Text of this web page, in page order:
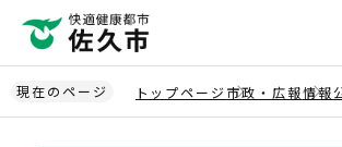
ペ
ー
ジ
現在のページ トップページ 市政・広報情報